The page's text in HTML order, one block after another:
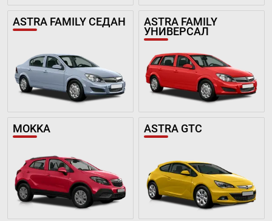
ASTRA FAMILY СЕДАН ASTRA FAMILY
УНИВЕРСАЛ
MOKKA ASTRA GTC